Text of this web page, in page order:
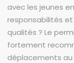
avec les jeunes
responsabilités
qualités ? Le
fortement
déplacements au